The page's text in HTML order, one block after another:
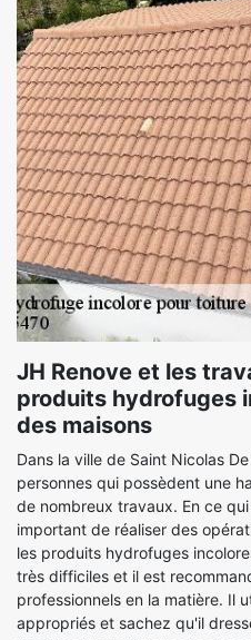
JH Renove et les
produits hydrofuges
des maisons
Dans la ville de Saint Nicolas
personnes qui possèdent une
de nombreux travaux. En ce
important de réaliser des
les produits hydrofuges
très difficiles et il est
professionnels en la matière. Il
appropriés et sachez qu'il